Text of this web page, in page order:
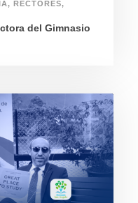
, RECTORES,
del Gimnasio